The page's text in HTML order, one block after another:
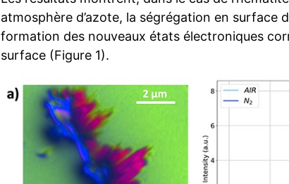
atmosphère d’azote, la ségrégation en surface
formation des nouveaux états électroniques
surface (Figure 1).